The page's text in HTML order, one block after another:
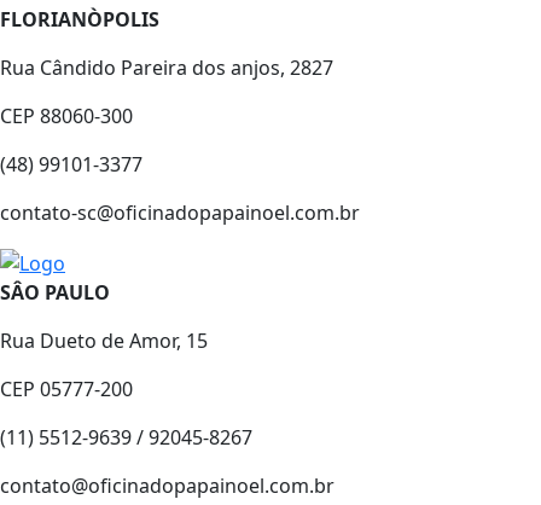
FLORIANÒPOLIS
Rua Cândido Pareira dos anjos, 2827
CEP 88060-300
(48) 99101-3377
contato-sc@oficinadopapainoel.com.br
SÂO PAULO
Rua Dueto de Amor, 15
CEP 05777-200
(11) 5512-9639 / 92045-8267
contato@oficinadopapainoel.com.br